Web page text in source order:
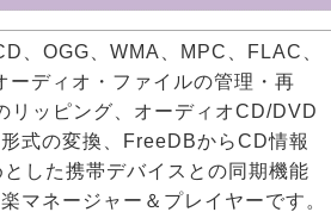
、OGG、WMA、MPC、FLAC、
ーディオ・ファイルの管理・再
リッピング、オーディオCD/DVD
式の変換、FreeDBからCD情報
した携帯デバイスとの同期機能
マネージャー＆プレイヤーです。